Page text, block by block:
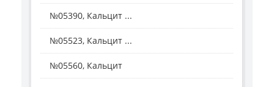
№05390, Кальцит ...
№05523, Кальцит ...
№05560, Кальцит